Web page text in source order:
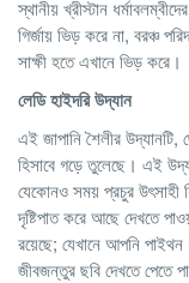
স্থানীয় খ্রীস্টান
গির্জায় ভিড় করে না, বরঞ্চ
সাক্ষী হতে এখানে ভিড় করে।
লেডিহাইদরিউদ্যান
এই জাপানি শৈলীর উদ্যানটি,
হিসাবে গড়ে তুলেছে। এই
যেকোনও সময় প্রচুর উৎসাহী
দৃষ্টিপাত করে আছে দেখতে
রয়েছে; যেখানে আপনি
জীবজন্তুর ছবি দেখতে পেতে